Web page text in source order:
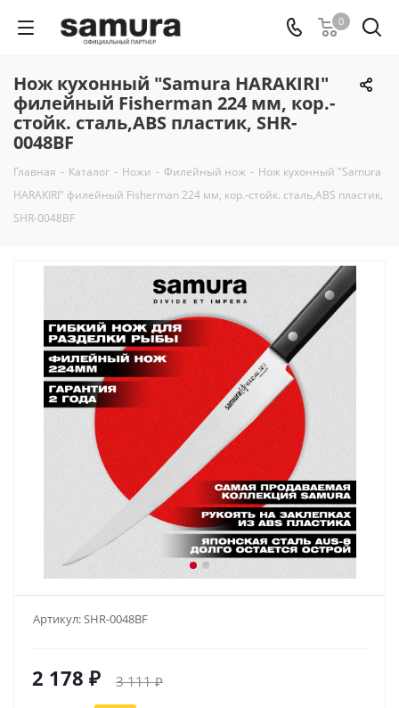
0
Нож кухонный "Samura HARAKIRI"
филейный Fisherman 224 мм, кор.-
стойк. сталь,ABS пластик, SHR-
0048BF
Главная - Каталог - Ножи - Филейный нож - Нож кухонный "Samura
HARAKIRI" филейный Fisherman 224 мм, кор.-стойк. сталь,ABS пластик,
SHR-0048BF
Артикул:SHR-0048BF
2 178 ₽ 3 111₽